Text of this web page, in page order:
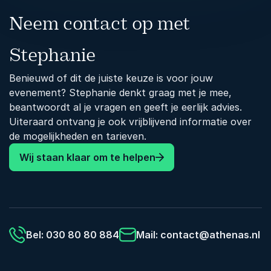
mediawijzer maakt.
Hoe desinformatie zich verspreidt en
waarom het zo effectief is
De rol van AI en algoritmes bij het
beïnvloeden van ons wereldbeeld
Praktische methoden om kritisch denken en
fact-checking toe te passen in het dagelijks
leven
Neem contact op met
Stephanie
Benieuwd of dit de juiste keuze is voor jouw
evenement? Stephanie denkt graag met je mee,
beantwoordt al je vragen en geeft je eerlijk advies.
Uiteraard ontvang je ook vrijblijvend informatie over
de mogelijkheden en tarieven.
Wij staan klaar om te helpen
Bel: 030 80 80 884 Mail: contact@athenas.nl